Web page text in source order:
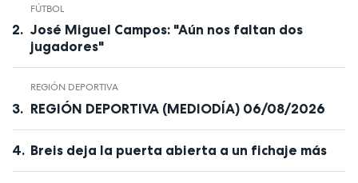
FÚTBOL
José Miguel Campos: "Aún nos faltan dos
jugadores"
REGIÓN DEPORTIVA
REGIÓN DEPORTIVA (MEDIODÍA) 06/08/2026
Breis deja la puerta abierta a un fichaje más